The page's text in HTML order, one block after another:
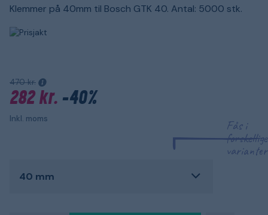
Klemmer på 40mm til Bosch GTK 40. Antal: 5000 stk.
470 kr.
282 kr. -40%
Inkl. moms
Fås i
forskellige
varianter
40 mm